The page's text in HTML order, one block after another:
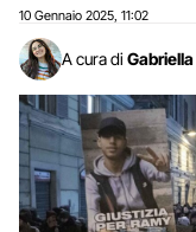
10 Gennaio 2025 11:02
A cura di